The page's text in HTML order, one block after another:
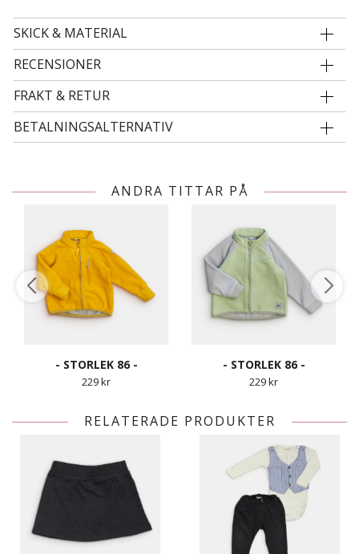
SKICK & MATERIAL
RECENSIONER
FRAKT & RETUR
BETALNINGSALTERNATIV
ANDRA TITTAR PÅ
- STORLEK 86 -
229 kr
- STORLEK 86 -
229 kr
RELATERADE PRODUKTER